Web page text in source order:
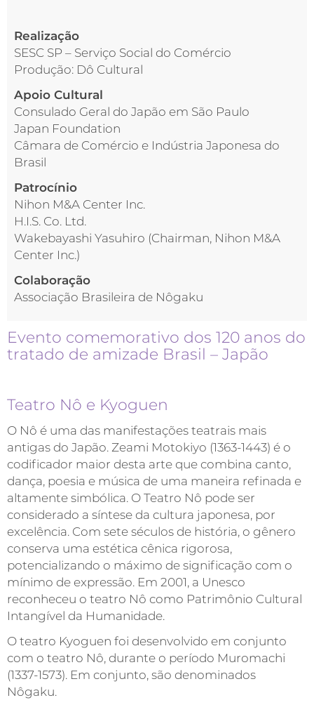
Realização
SESC SP – Serviço Social do Comércio
Produção: Dô Cultural
Apoio Cultural
Consulado Geral do Japão em São Paulo
Japan Foundation
Câmara de Comércio e Indústria Japonesa do
Brasil
Patrocínio
Nihon M&A Center Inc.
H.I.S. Co. Ltd.
Wakebayashi Yasuhiro (Chairman, Nihon M&A
Center Inc.)
Colaboração
Associação Brasileira de Nôgaku
Evento comemorativo dos 120 anos do
tratado de amizade Brasil – Japão
Teatro Nô e Kyoguen
O Nô é uma das manifestações teatrais mais
antigas do Japão. Zeami Motokiyo (1363-1443) é o
codificador maior desta arte que combina canto,
dança, poesia e música de uma maneira refinada e
altamente simbólica. O Teatro Nô pode ser
considerado a síntese da cultura japonesa, por
excelência. Com sete séculos de história, o gênero
conserva uma estética cênica rigorosa,
potencializando o máximo de significação com o
mínimo de expressão. Em 2001, a Unesco
reconheceu o teatro Nô como Patrimônio Cultural
Intangível da Humanidade.
O teatro Kyoguen foi desenvolvido em conjunto
com o teatro Nô, durante o período Muromachi
(1337-1573). Em conjunto, são denominados
Nôgaku.